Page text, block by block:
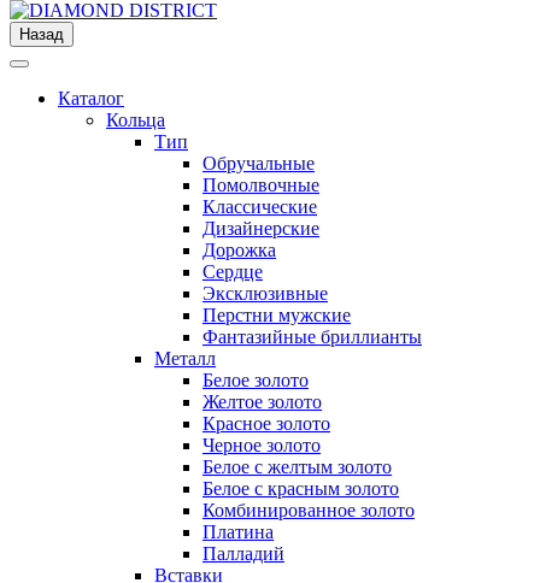
Назад
Каталог
Кольца
Тип
Обручальные
Помолвочные
Классические
Дизайнерские
Дорожка
Сердце
Эксклюзивные
Перстни мужские
Фантазийные бриллианты
Металл
Белое золото
Желтое золото
Красное золото
Черное золото
Белое с желтым золото
Белое с красным золото
Комбинированное золото
Платина
Палладий
Вставки